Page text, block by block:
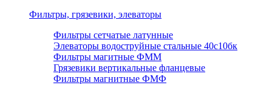
Фильтры, грязевики, элеваторы
Фильтры сетчатые латунные
Элеваторы водоструйные стальные 40с10бк
Фильтры магитные ФММ
Грязевики вертикальные фланцевые
Фильтры магнитные ФМФ